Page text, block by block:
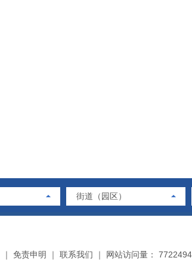
街道（园区）
｜ 免责申明 ｜ 联系我们 ｜ 网站访问量：